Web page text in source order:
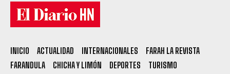
INICIO ACTUALIDAD INTERNACIONALES
FARAH LA REVISTA
FARANDULA
CHICHA Y LIMÓN DEPORTES TURISMO